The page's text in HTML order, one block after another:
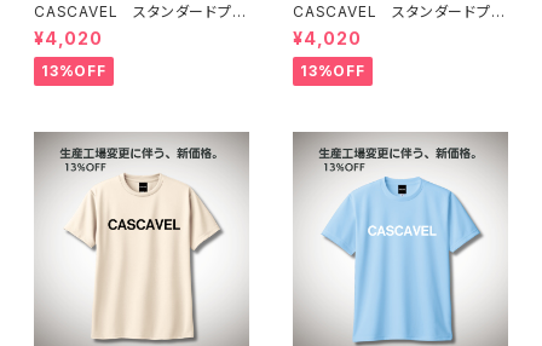
CASCAVEL スタンダードプラ
クティスシャツ ネイビー
¥4,020
13%OFF
CASCAVEL スタンダードプラ
クティスシャツ ライトピンクブ
ラック
¥4,020
13%OFF